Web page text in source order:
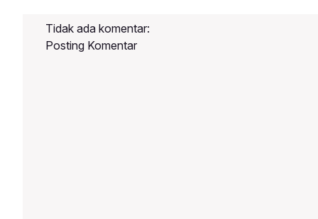
masing.Mengapa Buka Barbershop di
Daerah Sangat Potensial?Persaingan
mendapatkan ilmu yang
maksimal.Berikut adalah panduan
Tidak ada komentar:
Posting Komentar